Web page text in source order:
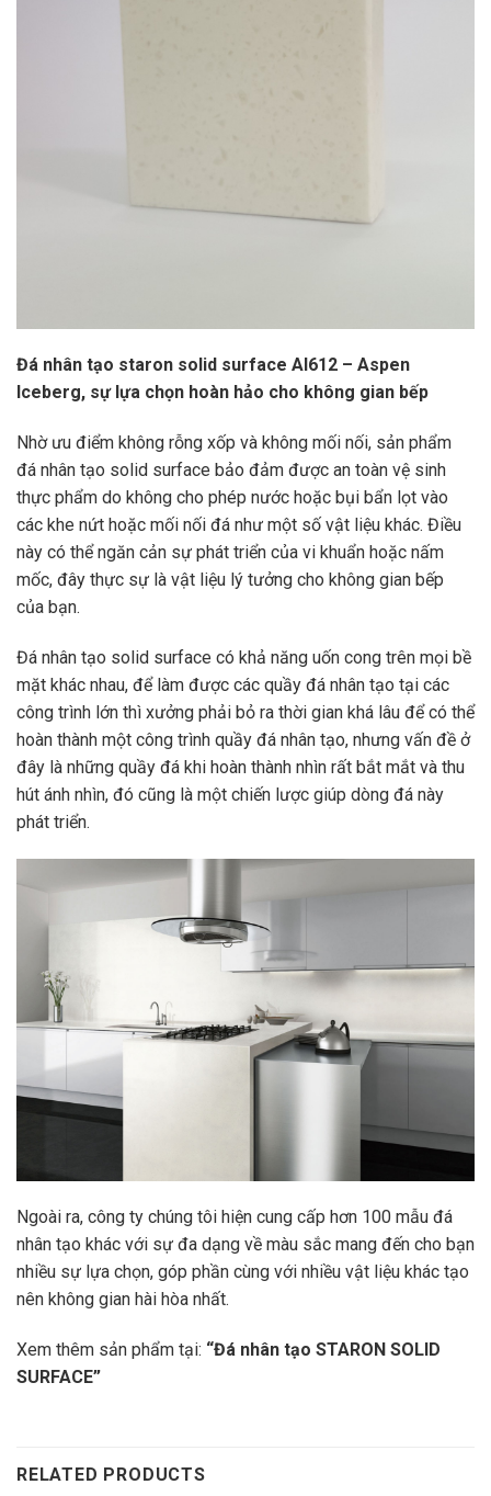
Đá nhân tạo staron solid surface AI612 – Aspen
Iceberg, sự lựa chọn hoàn hảo cho không gian bếp
Nhờ ưu điểm không rỗng xốp và không mối nối, sản phẩm
đá nhân tạo solid surface bảo đảm được an toàn vệ sinh
thực phẩm do không cho phép nước hoặc bụi bẩn lọt vào
các khe nứt hoặc mối nối đá như một số vật liệu khác. Điều
này có thể ngăn cản sự phát triển của vi khuẩn hoặc nấm
mốc, đây thực sự là vật liệu lý tưởng cho không gian bếp
của bạn.
Đá nhân tạo solid surface có khả năng uốn cong trên mọi bề
mặt khác nhau, để làm được các quầy đá nhân tạo tại các
công trình lớn thì xưởng phải bỏ ra thời gian khá lâu để có thể
hoàn thành một công trình quầy đá nhân tạo, nhưng vấn đề ở
đây là những quầy đá khi hoàn thành nhìn rất bắt mắt và thu
hút ánh nhìn, đó cũng là một chiến lược giúp dòng đá này
phát triển.
Ngoài ra, công ty chúng tôi hiện cung cấp hơn 100 mẫu đá
nhân tạo khác với sự đa dạng về màu sắc mang đến cho bạn
nhiều sự lựa chọn, góp phần cùng với nhiều vật liệu khác tạo
nên không gian hài hòa nhất.
Xem thêm sản phẩm tại: “Đá nhân tạo STARON SOLID
SURFACE”
RELATED PRODUCTS